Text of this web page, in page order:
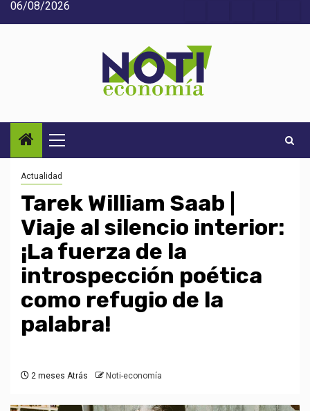
Saltar
al
06/08/2026
Noti-
economía
Menú
principal
Actualidad
Tarek William Saab |
Viaje al silencio interior:
¡La fuerza de la
introspección poética
como refugio de la
palabra!
2 meses Atrás Noti-economía